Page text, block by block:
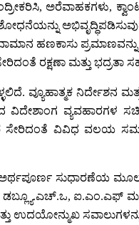
ಅರೆವಾಹಕಗಳು,
ಹಣಕಾಸು ಪ್ರಮಾಣವನ್ನು
ರಕ್ಷಣಾ ಮತ್ತು ಭದ್ರತಾ
ವ್ಯೂಹಾತ್ಮಕ
ವಿದೇಶಾಂಗ ವ್ಯವಹಾರಗಳ
ವಿವಿಧ ವಲಯ
ಸುಧಾರಣೆಯ
ಐ.ಎಂ.ಎಫ್‌
ಉದಯೋನ್ಮುಖ